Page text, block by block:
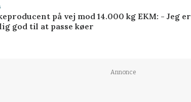
på vej mod 14.000 kg EKM: - Jeg er
god til at passe køer
Annonce